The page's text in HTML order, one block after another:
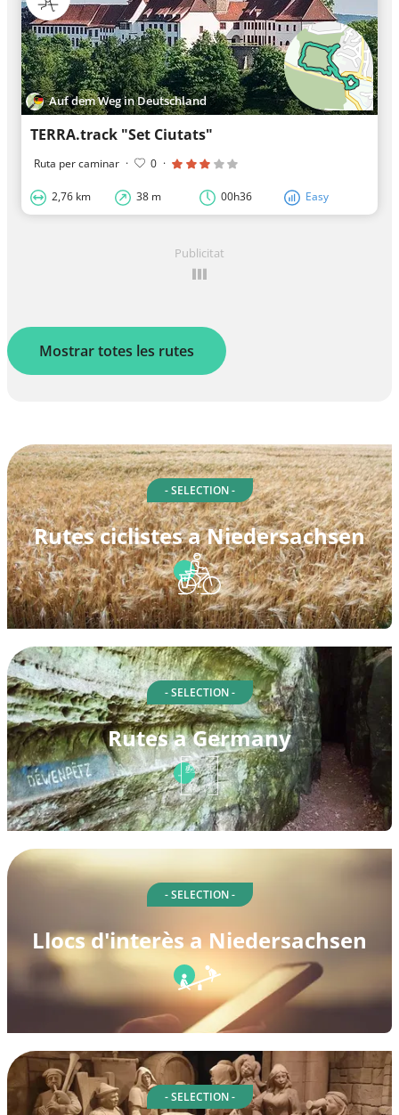
Auf dem Weg in Deutschland
TERRA.track "Set Ciutats"
Ruta per caminar · 0 ·
2,76 km 38 m 00h36 Easy
Publicitat
Mostrar totes les rutes
- SELECTION -
Rutes ciclistes a Niedersachsen
- SELECTION -
Rutes a Germany
- SELECTION -
Llocs d'interès a Niedersachsen
- SELECTION -